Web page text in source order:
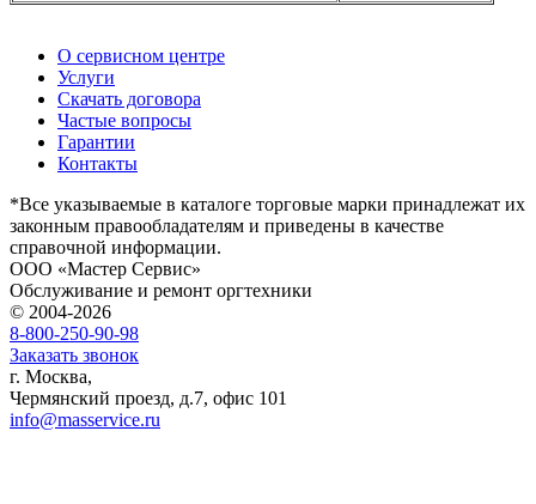
О сервисном центре
Услуги
Скачать договора
Частые вопросы
Гарантии
Контакты
*Все указываемые в каталоге торговые марки принадлежат их
законным правообладателям и приведены в качестве
справочной информации.
ООО «Мастер Сервис»
Обслуживание и ремонт оргтехники
© 2004-2026
8-800-250-90-98
Заказать звонок
г. Москва,
Чермянский проезд, д.7, офис 101
info@masservice.ru